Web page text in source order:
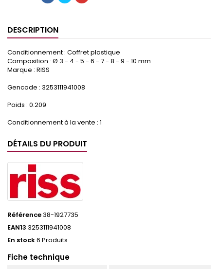
DESCRIPTION
Conditionnement : Coffret plastique
Composition : Ø 3 - 4 - 5 - 6 - 7 - 8 - 9 - 10 mm
Marque : RISS
Gencode : 3253111941008
Poids : 0.209
Conditionnement à la vente : 1
DÉTAILS DU PRODUIT
Référence38-1927735
EAN13 3253111941008
En stock6 Produits
Fiche technique